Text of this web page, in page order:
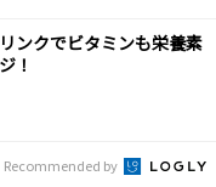
ンクでビタミンも栄養素
！
Recommended by